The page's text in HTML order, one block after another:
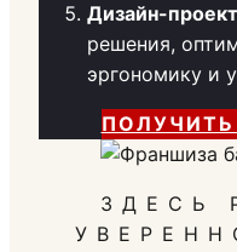
Дизайн-
решения,
эргономику и
ЗДЕСЬ